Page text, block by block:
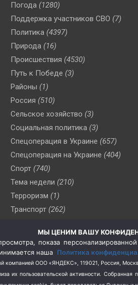
Погода (1280)
Поддержка участников СВО (7)
Политика (4397)
Природа (16)
Происшествия (4530)
Путь к Победе (3)
Районы (1)
Россия (510)
Сельское хозяйство (3)
Социальная политика (3)
Спецоперация в Украине (657)
Спецоперация на Украине (404)
Спорт (740)
Тема недели (210)
Терроризм (1)
Транспорт (262)
(76)
Цены (2)
Школа и спорт (2)
Экология (8)
МЫ ЦЕНИМ ВАШУ
показа
наша Политика
компанией ООО «ЯНДЕКС», 119021, Россия,
их пользовательской активности. Собранная